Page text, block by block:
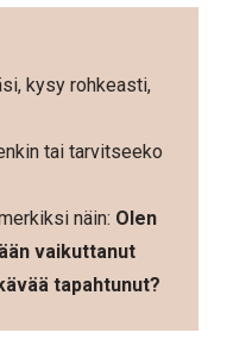
kysy rohkeasti,
tai tarvitseeko
näin: Olen
vaikuttanut
tapahtunut?